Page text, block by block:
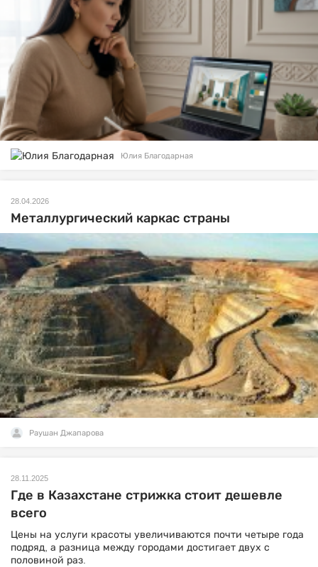
Юлия Благодарная
28.04.2026
Металлургический каркас страны
Раушан Джапарова
28.11.2025
Где в Казахстане стрижка стоит дешевле
всего
Цены на услуги красоты увеличиваются почти четыре года
подряд, а разница между городами достигает двух с
половиной раз.